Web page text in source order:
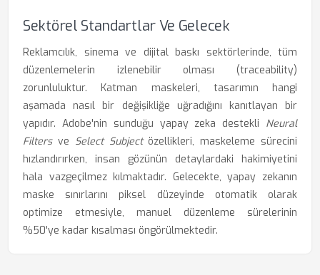
Sektörel Standartlar Ve Gelecek
Reklamcılık, sinema ve dijital baskı sektörlerinde, tüm
düzenlemelerin izlenebilir olması (traceability)
zorunluluktur. Katman maskeleri, tasarımın hangi
aşamada nasıl bir değişikliğe uğradığını kanıtlayan bir
yapıdır. Adobe'nin sunduğu yapay zeka destekli Neural
Filtersve Select Subjectözellikleri, maskeleme sürecini
hızlandırırken, insan gözünün detaylardaki hakimiyetini
hala vazgeçilmez kılmaktadır. Gelecekte, yapay zekanın
maske sınırlarını piksel düzeyinde otomatik olarak
optimize etmesiyle, manuel düzenleme sürelerinin
%50'ye kadar kısalması öngörülmektedir.